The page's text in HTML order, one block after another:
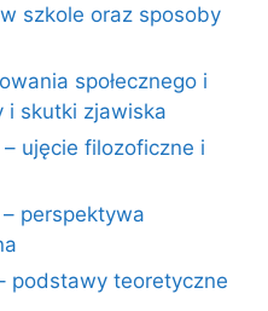
szkole oraz sposoby
społecznego i
i skutki zjawiska
ujęcie filozoficzne i
perspektywa
podstawy teoretyczne